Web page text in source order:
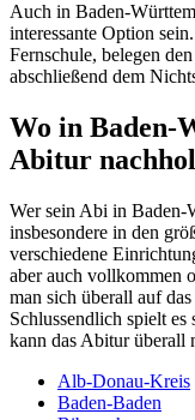
Auch in Baden-
interessante Option
Fernschule, belegen
abschließend dem
Wo in Baden-
Abitur
Wer sein Abi in Baden-
insbesondere in den
verschiedene
aber auch vollkommen
man sich überall auf
Schlussendlich spielt
kann das Abitur überall
Alb-Donau-Kreis
Baden-Baden